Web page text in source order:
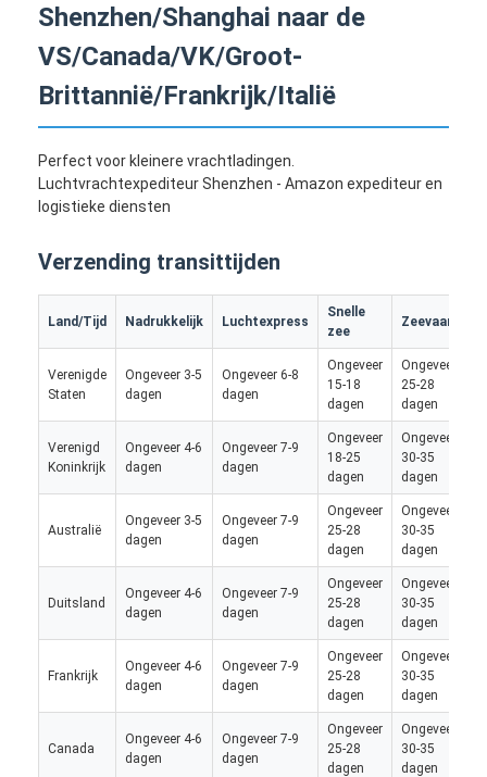
Shenzhen/Shanghai naar de
VS/Canada/VK/Groot-
Brittannië/Frankrijk/Italië
Perfect voor kleinere vrachtladingen.
Luchtvrachtexpediteur Shenzhen - Amazon expediteur en
logistieke diensten
Verzending transittijden
Land/Tijd Nadrukkelijk Luchtexpress
Snelle
zee
Zeevaart
Verenigde
Staten
Ongeveer 3-5
dagen
Ongeveer 6-8
dagen
Ongeveer
15-18
dagen
Ongeveer
25-28
dagen
Verenigd
Koninkrijk
Ongeveer 4-6
dagen
Ongeveer 7-9
dagen
Ongeveer
18-25
dagen
Ongeveer
30-35
dagen
Australië
Ongeveer 3-5
dagen
Ongeveer 7-9
dagen
Ongeveer
25-28
dagen
Ongeveer
30-35
dagen
Duitsland
Ongeveer 4-6
dagen
Ongeveer 7-9
dagen
Ongeveer
25-28
dagen
Ongeveer
30-35
dagen
Frankrijk
Ongeveer 4-6
dagen
Ongeveer 7-9
dagen
Ongeveer
25-28
dagen
Ongeveer
30-35
dagen
Canada
Ongeveer 4-6
dagen
Ongeveer 7-9
dagen
Ongeveer
25-28
dagen
Ongeveer
30-35
dagen